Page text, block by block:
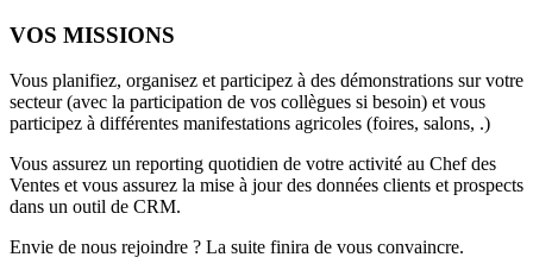
VOS MISSIONS
Vous planifiez, organisez et participez à des démonstrations sur votre
secteur (avec la participation de vos collègues si besoin) et vous
participez à différentes manifestations agricoles (foires, salons, .)
Vous assurez un reporting quotidien de votre activité au Chef des
Ventes et vous assurez la mise à jour des données clients et prospects
dans un outil de CRM.
Envie de nous rejoindre ? La suite finira de vous convaincre.